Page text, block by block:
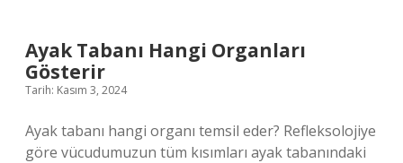
Ayak Tabanı Hangi Organları
Gösterir
Tarih: Kasım 3, 2024
Ayak tabanı hangi organı temsil eder? Refleksolojiye
göre vücudumuzun tüm kısımları ayak tabanındaki